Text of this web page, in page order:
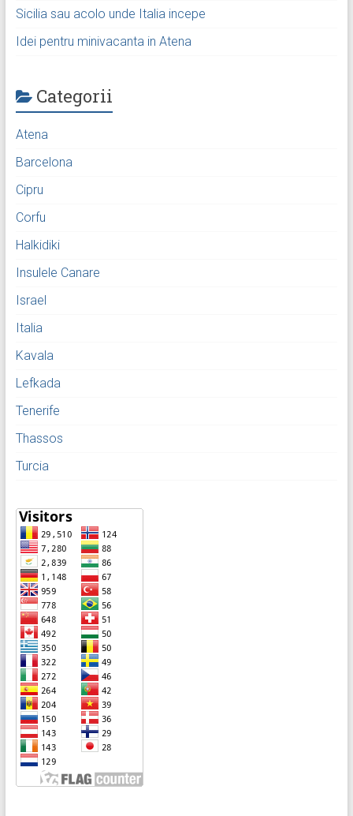
Sicilia sau acolo unde Italia incepe
Idei pentru minivacanta in Atena
Categorii
Atena
Barcelona
Cipru
Corfu
Halkidiki
Insulele Canare
Israel
Italia
Kavala
Lefkada
Tenerife
Thassos
Turcia